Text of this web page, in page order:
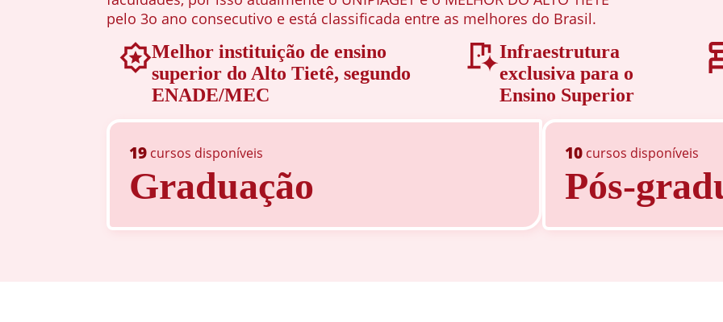
pelo 3o ano consecutivo e está classificada entre as melhores do Brasil.
Melhor instituição de ensino
superior do Alto Tietê, segundo
ENADE/MEC
Infraestrutura
exclusiva para o
Ensino Superior
19 cursos disponíveis
Graduação
10 cursos disponíveis
Pós-